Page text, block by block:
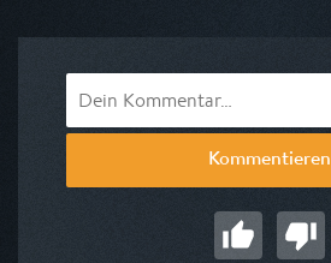
Kommentieren